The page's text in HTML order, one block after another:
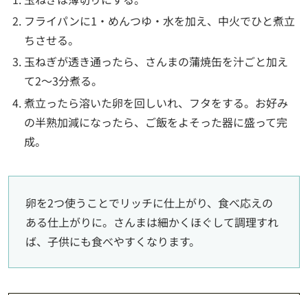
フライパンに1・めんつゆ・水を加え、中火でひと煮立
ちさせる。
玉ねぎが透き通ったら、さんまの蒲焼缶を汁ごと加え
て2〜3分煮る。
煮立ったら溶いた卵を回しいれ、フタをする。お好み
の半熟加減になったら、ご飯をよそった器に盛って完
成。
卵を2つ使うことでリッチに仕上がり、食べ応えの
ある仕上がりに。さんまは細かくほぐして調理すれ
ば、子供にも食べやすくなります。